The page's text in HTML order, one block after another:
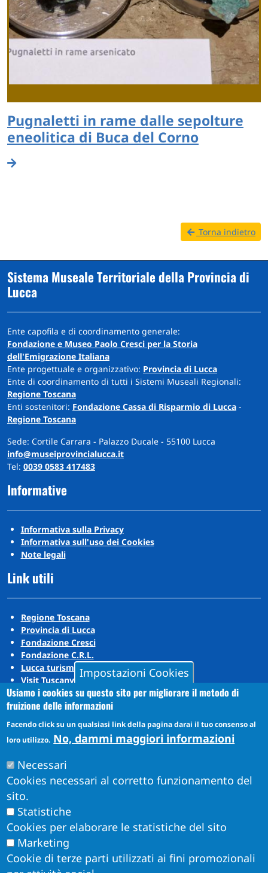
Pugnaletti in rame dalle sepolture
eneolitica di Buca del Corno
Torna indietro
Sistema Museale Territoriale della Provincia di
Lucca
Ente capofila e di coordinamento generale:
Fondazione e Museo Paolo Cresci per la Storia
dell'Emigrazione Italiana
Ente progettuale e organizzativo: Provincia di Lucca
Ente di coordinamento di tutti i Sistemi Museali Regionali:
Regione Toscana
Enti sostenitori: Fondazione Cassa di Risparmio di Lucca -
Regione Toscana
Sede: Cortile Carrara - Palazzo Ducale - 55100 Lucca
info@museiprovincialucca.it
Tel: 0039 0583 417483
Informative
Informativa sulla Privacy
Informativa sull'uso dei Cookies
Note legali
Link utili
Regione Toscana
Provincia di Lucca
Fondazione Cresci
Fondazione C.R.L.
Lucca turismo
Visit Tuscany
Puccini Lands
Social media
YouTube
Impostazioni Cookies
Usiamo i cookies su questo sito per migliorare il metodo di
fruizione delle informazioni
Facendo click su un qualsiasi link della pagina darai il tuo consenso al
loro utilizzo. No, dammi maggiori informazioni
Necessari
Cookies necessari al corretto funzionamento del
sito.
Statistiche
Cookies per elaborare le statistiche del sito
Marketing
Cookie di terze parti utilizzati ai fini promozionali